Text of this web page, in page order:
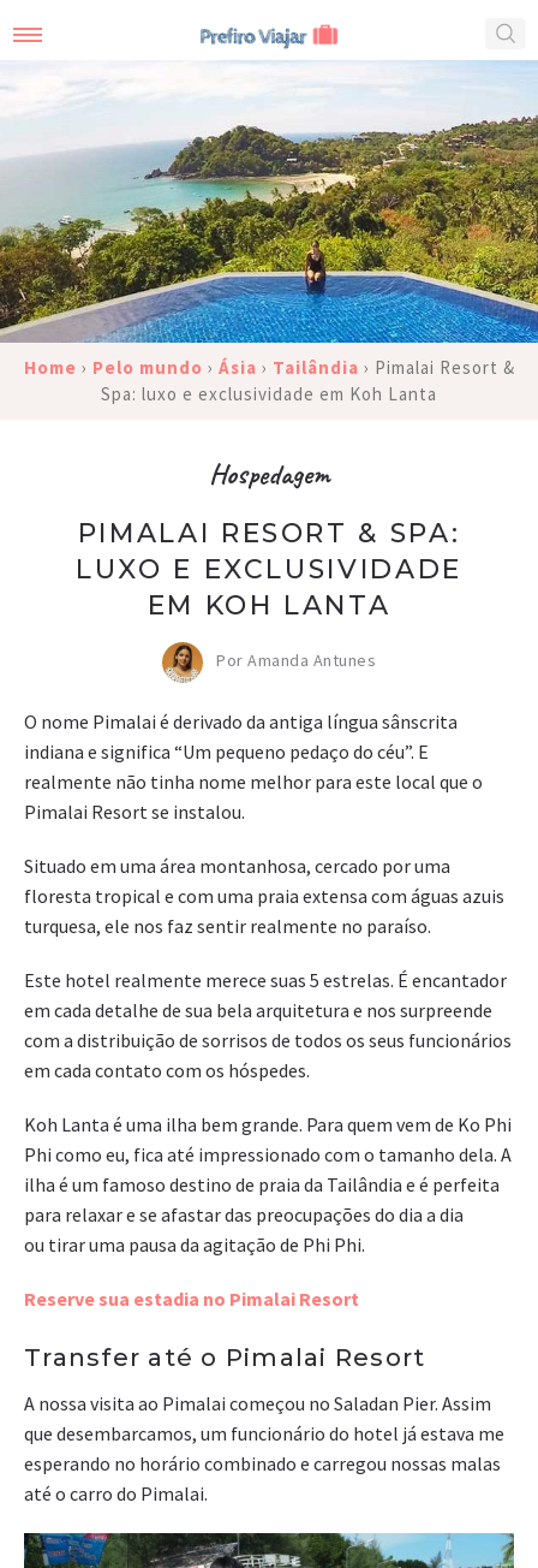
Home › Pelo mundo › Ásia › Tailândia › Pimalai Resort &
Spa: luxo e exclusividade em Koh Lanta
Hospedagem
PIMALAI RESORT & SPA:
LUXO E EXCLUSIVIDADE
EM KOH LANTA
Por Amanda Antunes
O nome Pimalai é derivado da antiga língua sânscrita
indiana e significa “Um pequeno pedaço do céu”. E
realmente não tinha nome melhor para este local que o
Pimalai Resort se instalou.
Situado em uma área montanhosa, cercado por uma
floresta tropical e com uma praia extensa com águas azuis
turquesa, ele nos faz sentir realmente no paraíso.
Este hotel realmente merece suas 5 estrelas. É encantador
em cada detalhe de sua bela arquitetura e nos surpreende
com a distribuição de sorrisos de todos os seus funcionários
em cada contato com os hóspedes.
Koh Lanta é uma ilha bem grande. Para quem vem de Ko Phi
Phi como eu, fica até impressionado com o tamanho dela. A
ilha é um famoso destino de praia da Tailândia e é perfeita
para relaxar e se afastar das preocupações do dia a dia
ou tirar uma pausa da agitação de Phi Phi.
Reserve sua estadia no Pimalai Resort
Transfer até o Pimalai Resort
A nossa visita ao Pimalai começou no Saladan Pier. Assim
que desembarcamos, um funcionário do hotel já estava me
esperando no horário combinado e carregou nossas malas
até o carro do Pimalai.